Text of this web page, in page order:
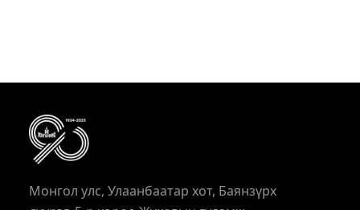
Монгол улс, Улаанбаатар хот, Баянзүрх